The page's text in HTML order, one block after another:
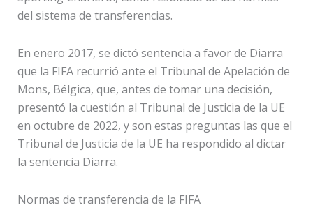
del sistema de transferencias.
En enero 2017, se dictó sentencia a favor de Diarra
que la FIFA recurrió ante el Tribunal de Apelación de
Mons, Bélgica, que, antes de tomar una decisión,
presentó la cuestión al Tribunal de Justicia de la UE
en octubre de 2022, y son estas preguntas las que el
Tribunal de Justicia de la UE ha respondido al dictar
la sentencia Diarra.
Normas de transferencia de la FIFA